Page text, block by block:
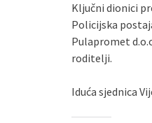
Ključni dionici
Policijska
Pulapromet
roditelji.
Iduća sjednica